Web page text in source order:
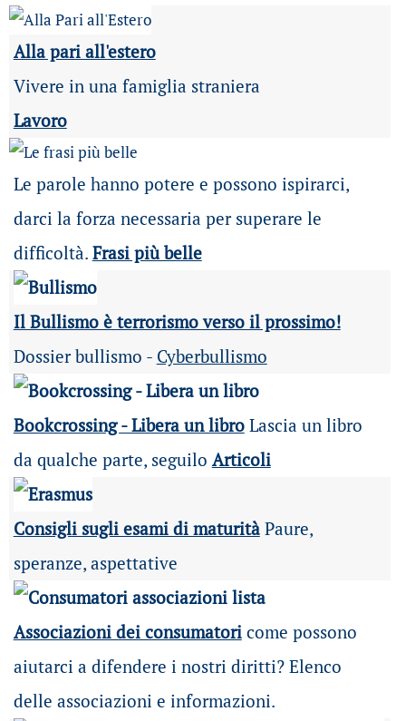
Alla pari all'estero
Vivere in una famiglia straniera
Lavoro
Le parole hanno potere e possono ispirarci,
darci la forza necessaria per superare le
difficoltà. Frasi più belle
Il Bullismo è terrorismo verso il prossimo!
Dossier bullismo - Cyberbullismo
Bookcrossing - Libera un libroLascia un libro
da qualche parte, seguilo Articoli
Consigli sugli esami di maturità Paure,
speranze, aspettative
Associazioni dei consumatoricome possono
aiutarci a difendere i nostri diritti? Elenco
delle associazioni e informazioni.